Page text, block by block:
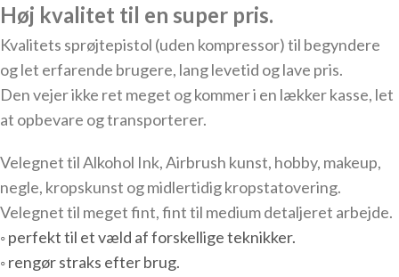
Høj kvalitet til en super pris.
Kvalitets sprøjtepistol (uden kompressor) til begyndere
og let erfarende brugere, lang levetid og lave pris.
Den vejer ikke ret meget og kommer i en lækker kasse, let
at opbevare og transporterer.
Velegnet til Alkohol Ink, Airbrush kunst, hobby, makeup,
negle, kropskunst og midlertidig kropstatovering.
Velegnet til meget fint, fint til medium detaljeret arbejde.
◦ perfekt til et væld af forskellige teknikker.
◦ rengør straks efter brug.